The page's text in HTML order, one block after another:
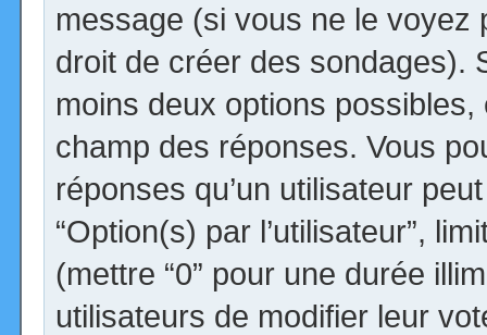
message (si vous ne le voyez
droit de créer des sondages).
moins deux options
champ des réponses. Vous
réponses qu’un utilisateur
“Option(s) par l’utilisateur”,
(mettre “0” pour une durée
utilisateurs de modifier leur